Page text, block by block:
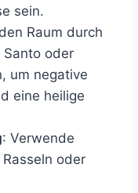
sein.
Raum durch
Santo oder
um negative
eine heilige
: Verwende
oder